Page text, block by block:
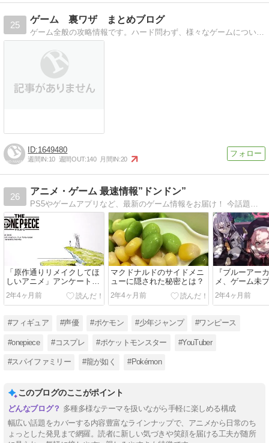
25
ゲーム 裏ワザ まとめブログ
1649480
週間IN:10 週間OUT:140 月間IN:20
26
アニメ・ゲーム 最速情報”ドンドン”
「原作通りリメイクしてほ
しいアニメ」アンケート結
果を発表！
2年4ヶ月前
マクドナルドのサイドメニ
ューに隠された秘密とは？
2年4ヶ月前
『ブルーアー
メ、ゲーム未
しめる特別映
2年4ヶ月前
#フィギュア #声優 #ポケモン #少年ジャンプ #ワンピース
#onepiece #コスプレ #ポケットモンスター #YouTuber
#スパイファミリー #龍が如く #Pokémon
このブログのここがポイント
多種多様なテーマを扱いながら手軽に楽しめる構成
幅広い話題をカバーする内容豊富なラインナップで、アニメから日常のち
ょっとした発見まで網羅。読者に新しい気づきや笑顔を届ける工夫が随所